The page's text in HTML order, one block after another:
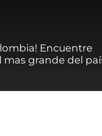
Encuentre
mas grande del